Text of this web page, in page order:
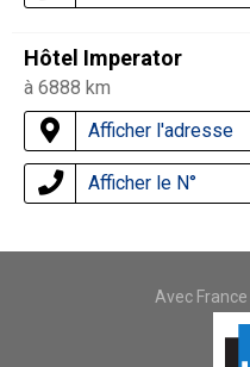
Hôtel Imperator
à 6888 km
Afficher l'adresse
Afficher le N°
Avec